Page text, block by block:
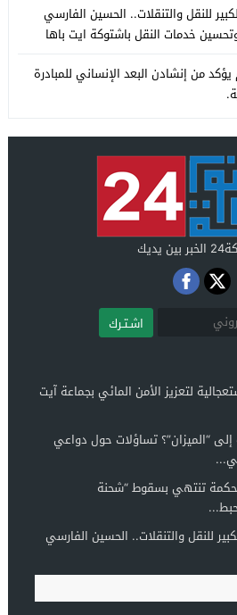
للنقل والتنقلات.. الحسين الفارسي
خدمات النقل باشتوكة ايت باها
من إنشادن البعد الإنساني للمبادرة
يديك
اشـتـرك
لتعزيز الأمن المائي بجماعة آيت
“الميزان”؟ تساؤلات حول دواعي
تنتهي بسقوط “شحنة
للنقل والتنقلات.. الحسين الفارسي